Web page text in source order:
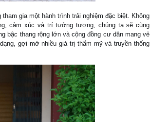
gia một hành trình trải nghiệm đặc biệt. Không
cảm xúc và trí tưởng tượng, chúng ta sẽ cùng
bậc thang rộng lớn và cộng đồng cư dân mang vẻ
gợi mở nhiều giá trị thẩm mỹ và truyền thống